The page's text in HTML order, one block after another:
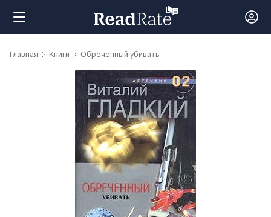
Поиск
Главная Книги Обреченный убивать